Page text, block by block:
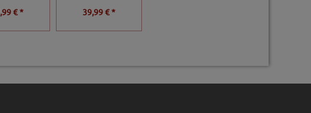
€ * 39,99 € *